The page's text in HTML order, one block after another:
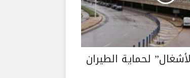
لحماية الطيران